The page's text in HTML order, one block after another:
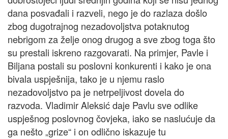
dana posvađali i razveli, nego je do razlaza došlo
zbog dugotrajnog nezadovoljstva potaknutog
nebrigom za želje onog drugog a sve zbog toga što
su prestali iskreno razgovarati. Na primjer, Pavle i
Biljana postali su poslovni konkurenti i kako je ona
bivala uspješnija, tako je u njemu raslo
nezadovoljstvo pa je netrpeljivost dovela do
razvoda. Vladimir Aleksić daje Pavlu sve odlike
uspješnog poslovnog čovjeka, iako se naslućuje da
ga nešto „grize“ i on odlično iskazuje tu